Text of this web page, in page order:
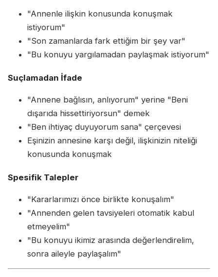
"Annenle ilişkin konusunda konuşmak
istiyorum"
"Son zamanlarda fark ettiğim bir şey var"
"Bu konuyu yargılamadan paylaşmak istiyorum"
Suçlamadan İfade
"Annene bağlısın, anlıyorum" yerine "Beni
dışarıda hissettiriyorsun" demek
"Ben ihtiyaç duyuyorum sana" çerçevesi
Eşinizin annesine karşı değil, ilişkinizin niteliği
konusunda konuşmak
Spesifik Talepler
"Kararlarımızı önce birlikte konuşalım"
"Annenden gelen tavsiyeleri otomatik kabul
etmeyelim"
"Bu konuyu ikimiz arasında değerlendirelim,
sonra aileyle paylaşalım"